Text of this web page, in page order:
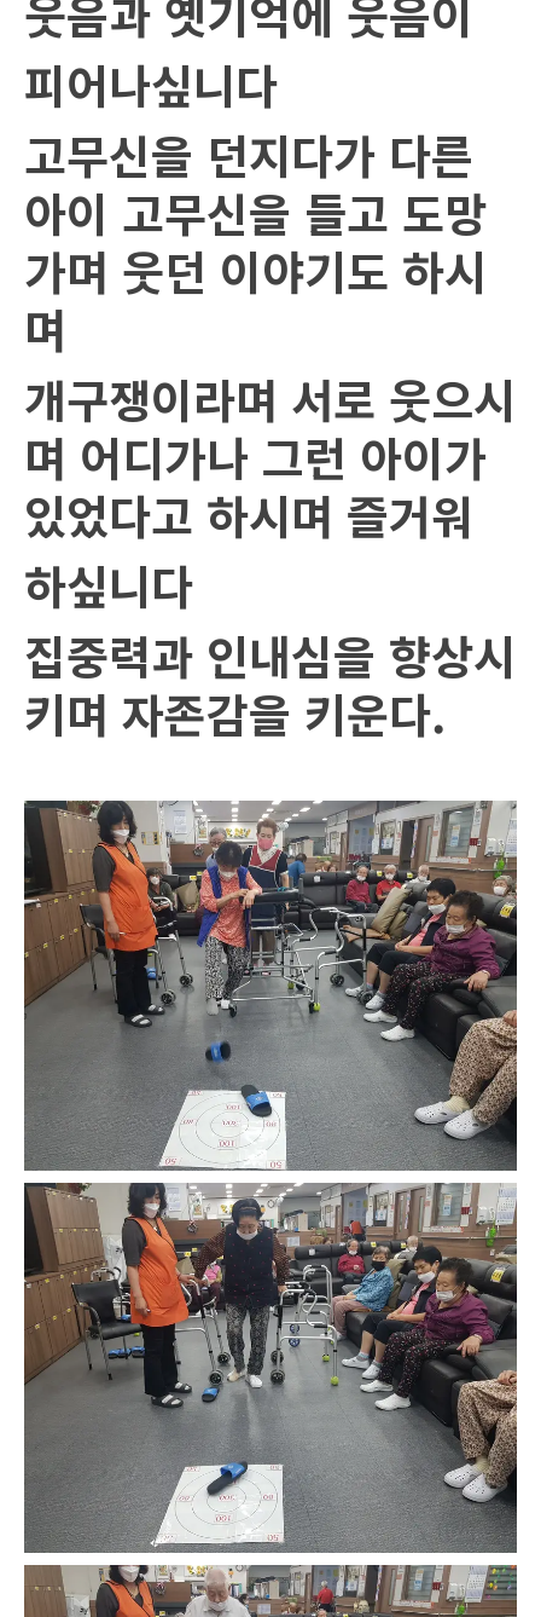
웃음과 옛기억에 웃음이
피어나싶니다
고무신을 던지다가 다른
아이 고무신을 들고 도망
가며 웃던 이야기도 하시
며
개구쟁이라며 서로 웃으시
며 어디가나 그런 아이가
있었다고 하시며 즐거워
하싶니다
집중력과 인내심을 향상시
키며 자존감을 키운다.